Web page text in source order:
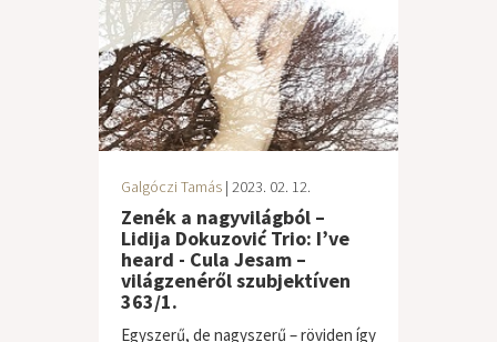
Galgóczi Tamás | 2023. 02. 12.
Zenék a nagyvilágból –
Lidija Dokuzović Trio: I’ve
heard - Cula Jesam –
világzenéről szubjektíven
363/1.
Egyszerű, de nagyszerű – röviden így